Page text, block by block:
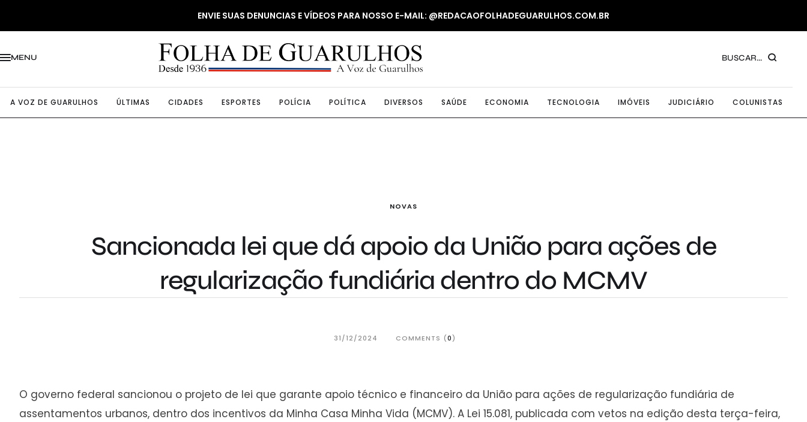
ENVIE SUAS DENUNCIAS E VÍDEOS PARA NOSSO E-MAIL: @REDACAOFOLHADEGUARULHOS.COM.BR
MENU BUSCAR...
A VOZ DE GUARULHOS ÚLTIMAS CIDADES ESPORTES POLÍCIA POLÍTICA DIVERSOS SAÚDE ECONOMIA TECNOLOGIA IMÓVEIS JUDICIÁRIO COLUNISTAS
NOVAS
Sancionada lei que dá apoio da União para ações de
regularização fundiária dentro do MCMV
31/12/2024 COMMENTS (0)
O governo federal sancionou o projeto de lei que garante apoio técnico e financeiro da União para ações de regularização fundiária de
assentamentos urbanos, dentro dos incentivos da Minha Casa Minha Vida (MCMV). A Lei 15.081, publicada com vetos na edição desta terça-feira,